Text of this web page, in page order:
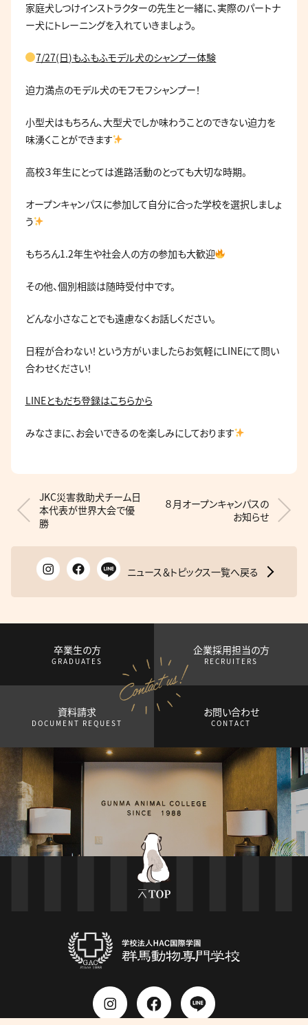
家庭犬しつけインストラクターの先生と一緒に、実際のパートナ
ー犬にトレーニングを入れていきましょう。
7/27(日)もふもふモデル犬のシャンプー体験
迫力満点のモデル犬のモフモフシャンプー！
小型犬はもちろん、大型犬でしか味わうことのできない迫力を
味湧くことができます
高校３年生にとっては進路活動のとっても大切な時期。
オープンキャンパスに参加して自分に合った学校を選択しましょ
う
もちろん1.2年生や社会人の方の参加も大歓迎
その他、個別相談は随時受付中です。
どんな小さなことでも遠慮なくお話しください。
日程が合わない！という方がいましたらお気軽にLINEにて問い
合わせください！
LINEともだち登録はこちらから
みなさまに、お会いできるのを楽しみにしております
JKC災害救助犬チーム日
本代表が世界大会で優
勝
８月オープンキャンパスの
お知らせ
ニュース＆トピックス一覧へ戻る
卒業生の方
GRADUATES
企業採用担当の方
RECRUITERS
資料請求
DOCUMENT REQUEST
お問い合わせ
CONTACT